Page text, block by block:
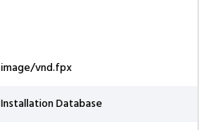
image/vnd.fpx
Installation Database